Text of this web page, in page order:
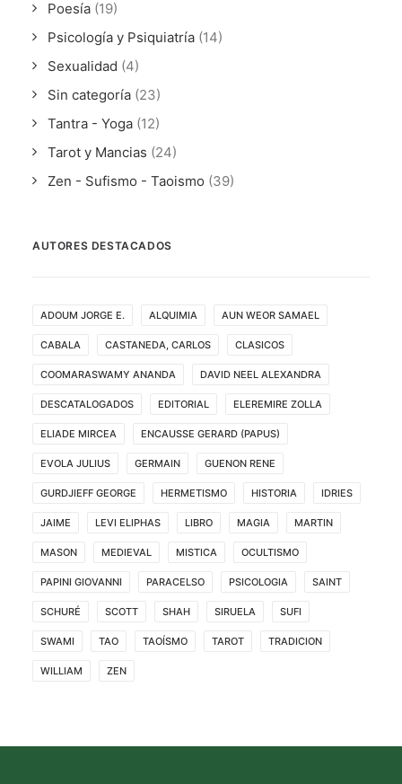
Poesía (19)
Psicología y Psiquiatría (14)
Sexualidad (4)
Sin categoría (23)
Tantra - Yoga (12)
Tarot y Mancias (24)
Zen - Sufismo - Taoismo (39)
AUTORES DESTACADOS
ADOUM JORGE E. ALQUIMIA AUN WEOR SAMAEL
CABALA CASTANEDA, CARLOS CLASICOS
COOMARASWAMY ANANDA DAVID NEEL ALEXANDRA
DESCATALOGADOS EDITORIAL ELEREMIRE ZOLLA
ELIADE MIRCEA ENCAUSSE GERARD (PAPUS)
EVOLA JULIUS GERMAIN GUENON RENE
GURDJIEFF GEORGE HERMETISMO HISTORIA IDRIES
JAIME LEVI ELIPHAS LIBRO MAGIA MARTIN
MASON MEDIEVAL MISTICA OCULTISMO
PAPINI GIOVANNI PARACELSO PSICOLOGIA SAINT
SCHURÉ SCOTT SHAH SIRUELA SUFI
SWAMI TAO TAOÍSMO TAROT TRADICION
WILLIAM ZEN